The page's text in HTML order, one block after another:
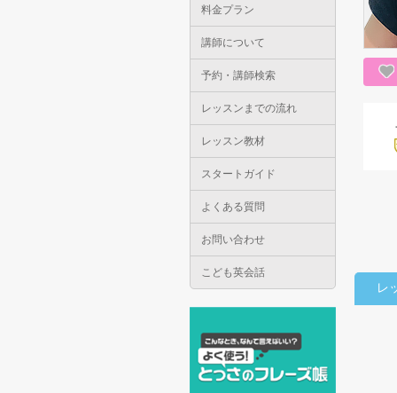
料金プラン
講師について
予約・講師検索
レッスンまでの流れ
レッスン教材
スタートガイド
よくある質問
お問い合わせ
こども英会話
レ